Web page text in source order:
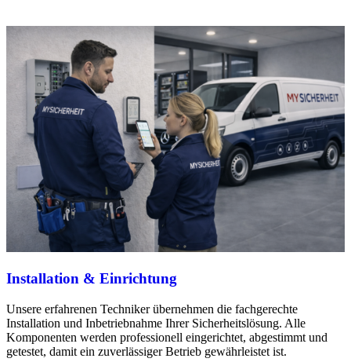
Installation & Einrichtung
Unsere erfahrenen Techniker übernehmen die fachgerechte
Installation und Inbetriebnahme Ihrer Sicherheitslösung. Alle
Komponenten werden professionell eingerichtet, abgestimmt und
getestet, damit ein zuverlässiger Betrieb gewährleistet ist.